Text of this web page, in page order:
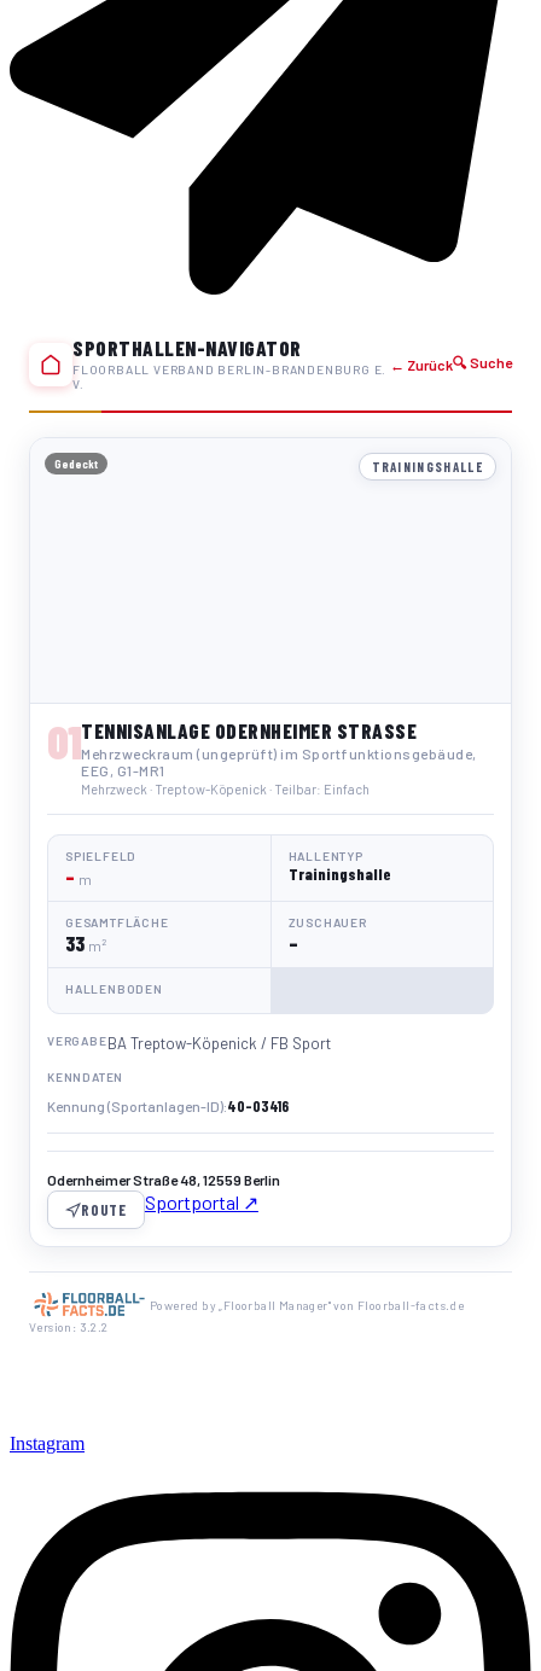
SPORTHALLEN-NAVIGATOR
FLOORBALL VERBAND BERLIN-BRANDENBURG E.
V.
← Zurück🔍 Suche
TRAININGSHALLE
Gedeckt
01TENNISANLAGE ODERNHEIMER STRASSE
Mehrzweckraum (ungeprüft) im Sportfunktionsgebäude,
EEG, G1-MR1
Mehrzweck · Treptow-Köpenick · Teilbar: Einfach
SPIELFELD
– m
HALLENTYP
Trainingshalle
GESAMTFLÄCHE
33 m²
ZUSCHAUER
–
HALLENBODEN
VERGABEBA Treptow-Köpenick / FB Sport
KENNDATEN
Kennung (Sportanlagen-ID) 40-03416
Odernheimer Straße 48, 12559 Berlin
ROUTE Sportportal ↗
Powered by „Floorball Manager" von Floorball-facts.de
Version: 3.2.2
Instagram